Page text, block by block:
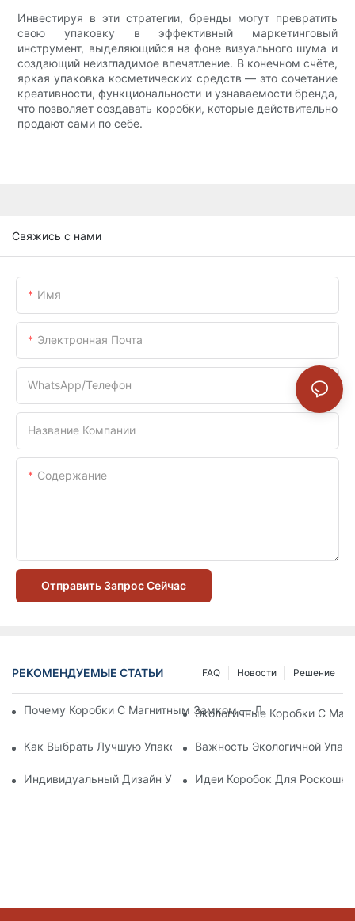
Инвестируя в эти стратегии, бренды могут превратить
свою упаковку в эффективный маркетинговый
инструмент, выделяющийся на фоне визуального шума и
создающий неизгладимое впечатление. В конечном счёте,
яркая упаковка косметических средств — это сочетание
креативности, функциональности и узнаваемости бренда,
что позволяет создавать коробки, которые действительно
продают сами по себе.
Свяжись с нами
Имя
Электронная Почта
WhatsApp/телефон
Название Компании
Содержание
Отправить Запрос Сейчас
РЕКОМЕНДУЕМЫЕ СТАТЬИ Решение
Новости
FAQ
Почему Коробки С Магнитным Замком — Лучший Выбор
Экологичные Коробки С
Как Выбрать Лучшую Упаковку Для Средств По Уходу За
Важность Экологичной
Индивидуальный Дизайн Упаковки Для Средств По
Идеи Коробок Для